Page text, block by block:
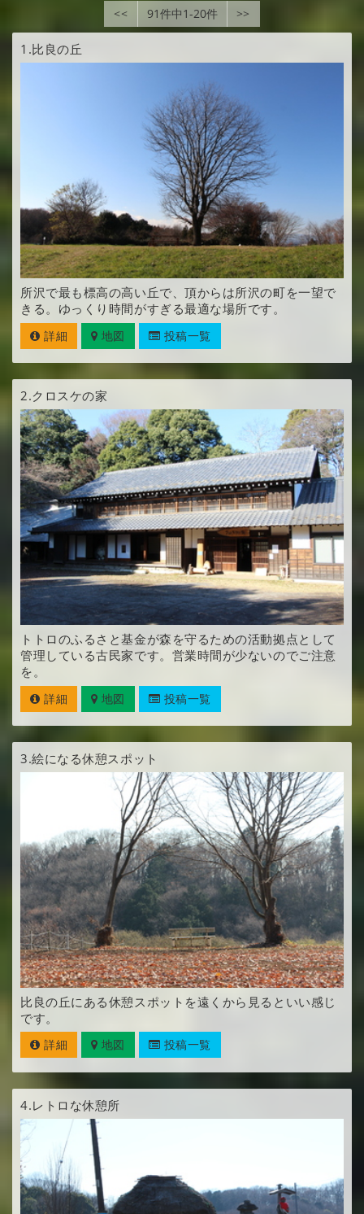
<< 91件中1-20件 >>
1.比良の丘
所沢で最も標高の高い丘で、頂からは所沢の町を一望で
きる。ゆっくり時間がすぎる最適な場所です。
詳細 地図 投稿一覧
2.クロスケの家
トトロのふるさと基金が森を守るための活動拠点として
管理している古民家です。営業時間が少ないのでご注意
を。
詳細 地図 投稿一覧
3.絵になる休憩スポット
比良の丘にある休憩スポットを遠くから見るといい感じ
です。
詳細 地図 投稿一覧
4.レトロな休憩所